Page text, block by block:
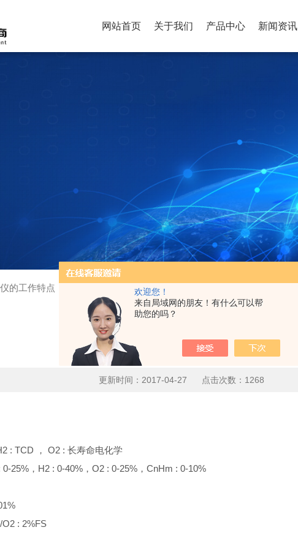
欢迎您！
来自局域网的朋友！有什么可以帮
助您的吗？
网站首页 关于我们 产品中心 新闻资讯
的工作特点
煤气分析仪的工作特点
更新时间：2017-04-27 点击次数：1268
: TCD ， O2 : 长寿命电化学
25%，H2 : 0-40%，O2 : 0-25%，CnHm : 0-10%
: 2%FS